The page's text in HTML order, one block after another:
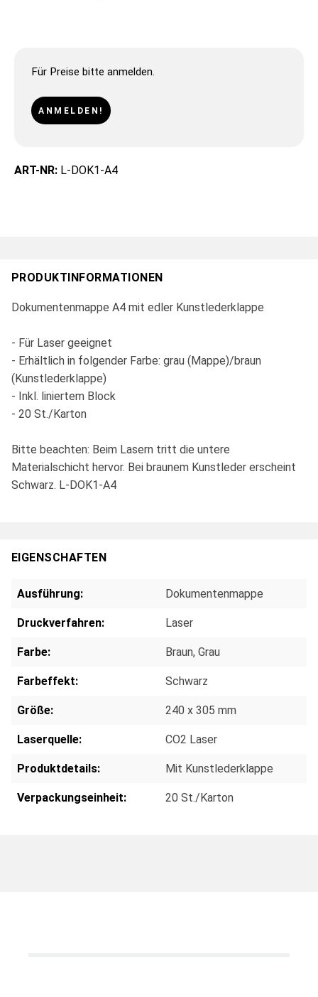
Für Preise bitte anmelden.
ANMELDEN!
ART-NR: L-DOK1-A4
PRODUKTINFORMATIONEN
Dokumentenmappe A4 mit edler Kunstlederklappe
- Für Laser geeignet
- Erhältlich in folgender Farbe: grau (Mappe)/braun
(Kunstlederklappe)
- Inkl. liniertem Block
- 20 St./Karton
Bitte beachten: Beim Lasern tritt die untere
Materialschicht hervor. Bei braunem Kunstleder erscheint
Schwarz. L-DOK1-A4
EIGENSCHAFTEN
Ausführung: Dokumentenmappe
Druckverfahren: Laser
Farbe: Braun, Grau
Farbeffekt: Schwarz
Größe: 240 x 305 mm
Laserquelle: CO2 Laser
Produktdetails: Mit Kunstlederklappe
Verpackungseinheit: 20 St./Karton